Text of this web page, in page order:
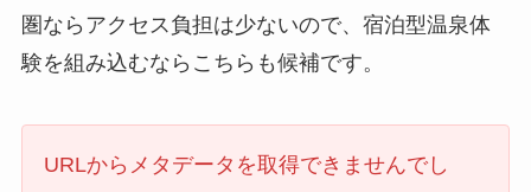
圏ならアクセス負担は少ないので、宿泊型温泉体
験を組み込むならこちらも候補です。
URLからメタデータを取得できませんでし